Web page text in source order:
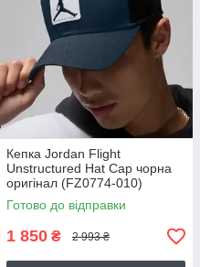
Кепка Jordan Flight
Unstructured Hat Cap чорна
оригінал (FZ0774-010)
Готово до відправки
1 850 ₴ 2 993 ₴